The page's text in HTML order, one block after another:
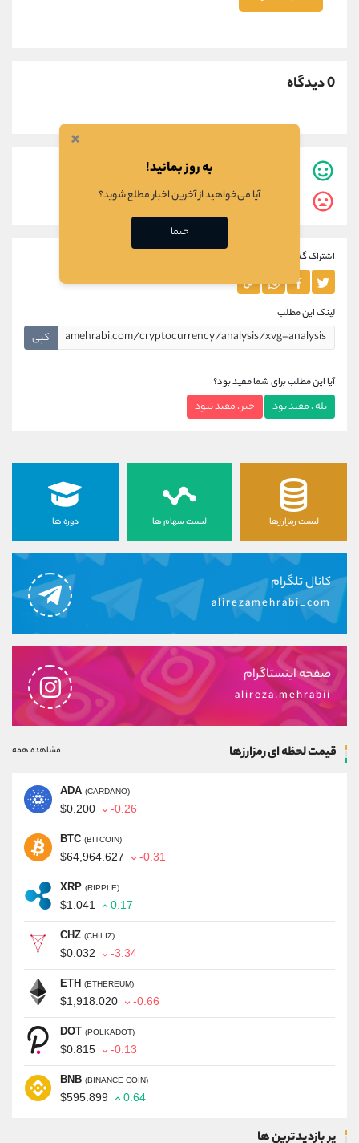
0 دیدگاه
نفر این مطلب برایشان مفید بوده است.
نفر این مطلب برایشان مفید نبوده است.
اشتراک گذاری این مطلب
لینک این مطلب
کپی
آیا این مطلب برای شما مفید بود؟
بله ، مفید بود خیر ، مفید نبود
لیست رمزارزها لیست سهام ها دوره ها
کانال تلگرام
alirezamehrabi_com
صفحه اینستاگرام
alireza.mehrabii
قیمت لحظه ای رمزارزها مشاهده همه
ADA (CARDANO)
$0.200 -0.26
BTC (BITCOIN)
$64,964.627 -0.31
XRP (RIPPLE)
$1.041 0.17
CHZ (CHILIZ)
$0.032 -3.34
ETH (ETHEREUM)
$1,918.020 -0.66
DOT (POLKADOT)
$0.815 -0.13
BNB (BINANCE COIN)
$595.899 0.64
پر بازدیدترین ها
×
به روز بمانید!
آیا می‌خواهید از آخرین اخبار مطلع شوید؟
حتما